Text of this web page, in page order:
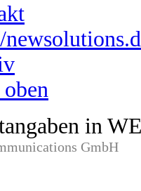
in
GmbH